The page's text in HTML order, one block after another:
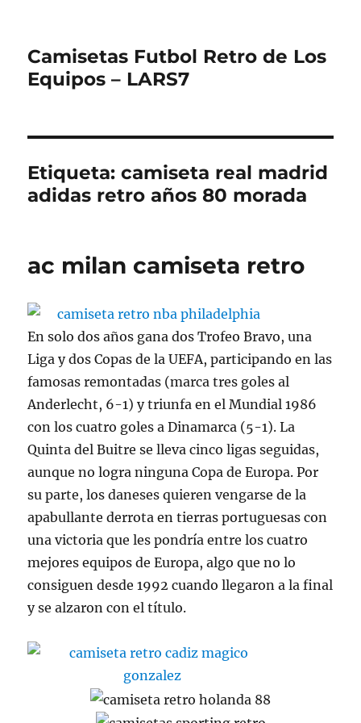
Camisetas Futbol Retro de Los
Equipos – LARS7
Etiqueta:camiseta real madrid
adidas retro años 80 morada
ac milan camiseta retro
En solo dos años gana dos Trofeo Bravo, una
Liga y dos Copas de la UEFA, participando en las
famosas remontadas (marca tres goles al
Anderlecht, 6-1) y triunfa en el Mundial 1986
con los cuatro goles a Dinamarca (5-1). La
Quinta del Buitre se lleva cinco ligas seguidas,
aunque no logra ninguna Copa de Europa. Por
su parte, los daneses quieren vengarse de la
apabullante derrota en tierras portuguesas con
una victoria que les pondría entre los cuatro
mejores equipos de Europa, algo que no lo
consiguen desde 1992 cuando llegaron a la final
y se alzaron con el título.